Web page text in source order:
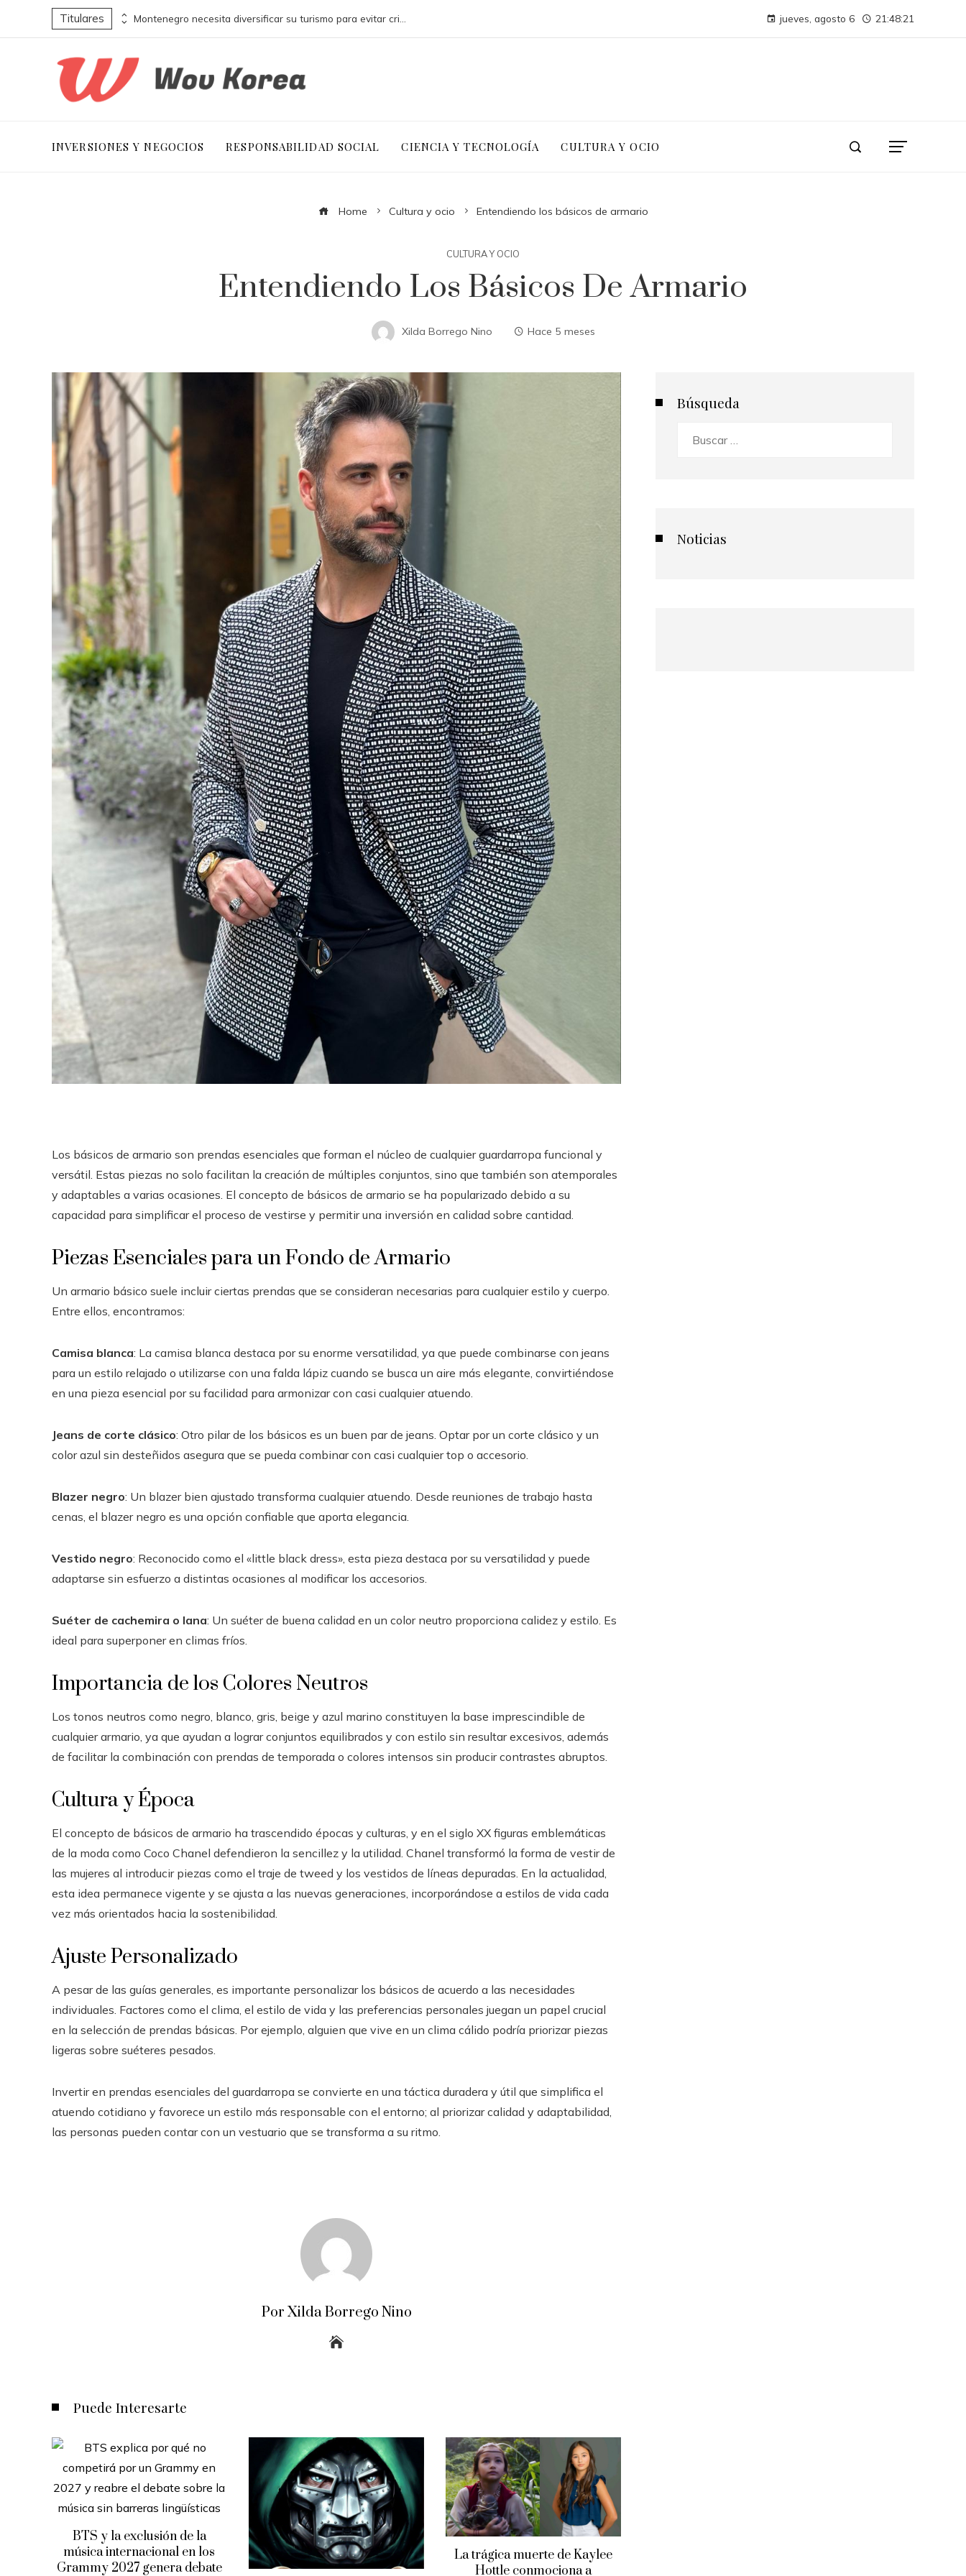
Titulares Por qué las empresas adoptan pruebas de conocimiento cero para proteger información sensible jueves, agosto 6 21:48:21
INVERSIONES Y NEGOCIOS RESPONSABILIDAD SOCIAL CIENCIA Y TECNOLOGÍA CULTURA Y OCIO
Home Cultura y ocio Entendiendo los básicos de armario
CULTURA Y OCIO
Entendiendo Los Básicos De Armario
Xilda Borrego Nino Hace 5 meses
Los básicos de armario son prendas esenciales que forman el núcleo de cualquier guardarropa funcional y
versátil. Estas piezas no solo facilitan la creación de múltiples conjuntos, sino que también son atemporales
y adaptables a varias ocasiones. El concepto de básicos de armario se ha popularizado debido a su
capacidad para simplificar el proceso de vestirse y permitir una inversión en calidad sobre cantidad.
Piezas Esenciales para un Fondo de Armario
Un armario básico suele incluir ciertas prendas que se consideran necesarias para cualquier estilo y cuerpo.
Entre ellos, encontramos:
Camisa blanca: La camisa blanca destaca por su enorme versatilidad, ya que puede combinarse con jeans
para un estilo relajado o utilizarse con una falda lápiz cuando se busca un aire más elegante, convirtiéndose
en una pieza esencial por su facilidad para armonizar con casi cualquier atuendo.
Jeans de corte clásico: Otro pilar de los básicos es un buen par de jeans. Optar por un corte clásico y un
color azul sin desteñidos asegura que se pueda combinar con casi cualquier top o accesorio.
Blazer negro: Un blazer bien ajustado transforma cualquier atuendo. Desde reuniones de trabajo hasta
cenas, el blazer negro es una opción confiable que aporta elegancia.
Vestido negro: Reconocido como el «little black dress», esta pieza destaca por su versatilidad y puede
adaptarse sin esfuerzo a distintas ocasiones al modificar los accesorios.
Suéter de cachemira o lana: Un suéter de buena calidad en un color neutro proporciona calidez y estilo. Es
ideal para superponer en climas fríos.
Importancia de los Colores Neutros
Los tonos neutros como negro, blanco, gris, beige y azul marino constituyen la base imprescindible de
cualquier armario, ya que ayudan a lograr conjuntos equilibrados y con estilo sin resultar excesivos, además
de facilitar la combinación con prendas de temporada o colores intensos sin producir contrastes abruptos.
Cultura y Época
El concepto de básicos de armario ha trascendido épocas y culturas, y en el siglo XX figuras emblemáticas
de la moda como Coco Chanel defendieron la sencillez y la utilidad. Chanel transformó la forma de vestir de
las mujeres al introducir piezas como el traje de tweed y los vestidos de líneas depuradas. En la actualidad,
esta idea permanece vigente y se ajusta a las nuevas generaciones, incorporándose a estilos de vida cada
vez más orientados hacia la sostenibilidad.
Ajuste Personalizado
A pesar de las guías generales, es importante personalizar los básicos de acuerdo a las necesidades
individuales. Factores como el clima, el estilo de vida y las preferencias personales juegan un papel crucial
en la selección de prendas básicas. Por ejemplo, alguien que vive en un clima cálido podría priorizar piezas
ligeras sobre suéteres pesados.
Invertir en prendas esenciales del guardarropa se convierte en una táctica duradera y útil que simplifica el
atuendo cotidiano y favorece un estilo más responsable con el entorno; al priorizar calidad y adaptabilidad,
las personas pueden contar con un vestuario que se transforma a su ritmo.
Por Xilda Borrego Nino
Puede Interesarte
BTS y la exclusión de la
música internacional en los
Grammy 2027 genera debate
La trágica muerte de Kaylee
Hottle conmociona a
Búsqueda
Noticias